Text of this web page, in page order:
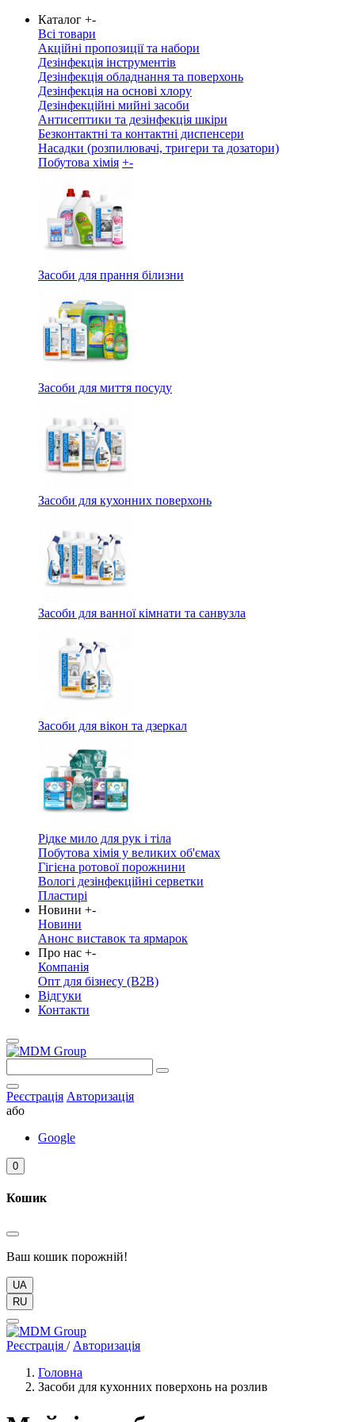
Каталог +-
Всі товари
Акційні пропозиції та набори
Дезінфекція інструментів
Дезінфекція обладнання та поверхонь
Дезінфекція на основі хлору
Дезінфекційні мийні засоби
Антисептики та дезінфекція шкіри
Безконтактні та контактні диспенсери
Насадки (розпилювачі, тригери та дозатори)
Побутова хімія +-
Засоби для прання білизни
Засоби для миття посуду
Засоби для кухонних поверхонь
Засоби для ванної кімнати та санвузла
Засоби для вікон та дзеркал
Рідке мило для рук і тіла
Побутова хімія у великих об'ємах
Гігієна ротової порожнини
Вологі дезінфекційні серветки
Пластирі
Новини +-
Новини
Анонс виставок та ярмарок
Про нас +-
Компанія
Опт для бізнесу (B2B)
Відгуки
Контакти
Реєстрація Авторизація
або
Google
0
Кошик
Ваш кошик порожній!
UA
RU
Реєстрація / Авторизація
Головна
Засоби для кухонних поверхонь на розлив